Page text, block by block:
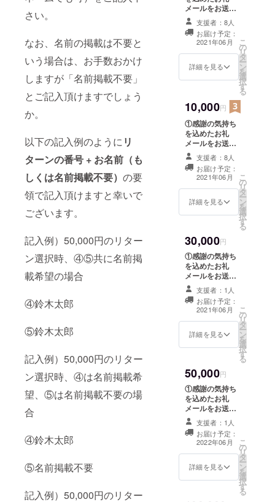
さい。
なお、名前の掲載は不要と
いう場合は、お手数おかけ
しますが「名前掲載不要」
とご記入頂けますでしょう
か。
以下の記入例のようにリ
ターンの番号 + お名前（も
しくは名前掲載不要） の要
領で記入頂けますと幸いで
ございます。
記入例）50,000円のリター
ン選択時、④⑤共に名前掲
載希望の場合
④鈴木太郎
⑤鈴木太郎
記入例）50,000円のリター
ン選択時、④は名前掲載希
望、⑤は名前掲載不要の場
合
④鈴木太郎
⑤名前掲載不要
記入例）50,000円のリター
メールをお送り
致します。 ②開
発進捗や成果な
どの活動報告を
PDFにしてお送
り致します。
支援者：8人
お届け予定：
2021年06月
詳細を見る
こ
の
リ
タ
ー
ン
を
選
択
す
る
10,000円
①感謝の気持ち
を込めたお礼
メールをお送り
致します。 ②開
発進捗や成果な
どの活動報告を
PDFにしてお送
り致します。 ③
約1時間程度のオ
ダクト開発に際
して幅広くご意
見を募ります。
開催日時につき
ましては参加者
様のご都合が良
く、参加しやす
い日時を選択さ
せて頂きます。
支援者：8人
お届け予定：
2021年06月
詳細を見る
こ
の
リ
タ
ー
ン
を
選
択
す
る
30,000円
①感謝の気持ち
を込めたお礼
メールをお送り
致します。 ②開
発進捗や成果な
どの活動報告を
PDFにしてお送
り致します。 ③
約1時間程度のオ
ダクト開発に際
して幅広くご意
見を募ります。
開催日時につき
ましては参加者
様のご都合が良
く、参加しやす
い日時を選択さ
せて頂きます。
④ご協力して頂
いた方のお名前
をCAMPFIRE支
支援者：1人
お届け予定：
2021年06月
詳細を見る
こ
の
リ
タ
ー
ン
を
選
択
す
る
50,000円
①感謝の気持ち
を込めたお礼
メールをお送り
致します。 ②開
発進捗や成果な
どの活動報告を
PDFにしてお送
り致します。 ③
約1時間程度のオ
支援者：1人
お届け予定：
2022年06月
詳細を見る
こ
の
リ
タ
ー
ン
を
選
択
す
る